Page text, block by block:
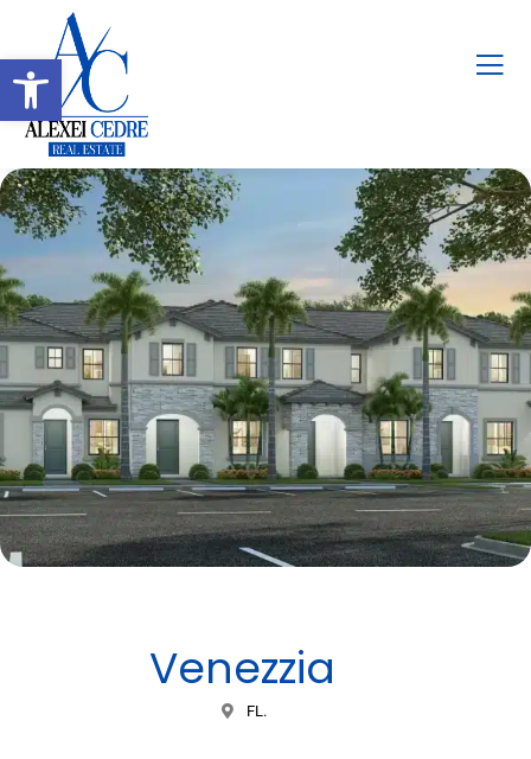
Abrir barra de herramientas
Venezzia
FL.